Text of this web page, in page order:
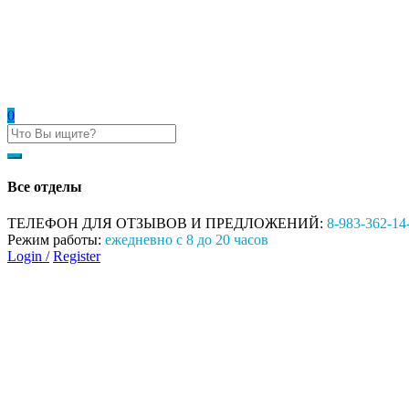
0
Все отделы
ТЕЛЕФОН ДЛЯ ОТЗЫВОВ И ПРЕДЛОЖЕНИЙ: 8-983-362-
Режим работы: ежедневно с 8 до 20 часов
Login / Register